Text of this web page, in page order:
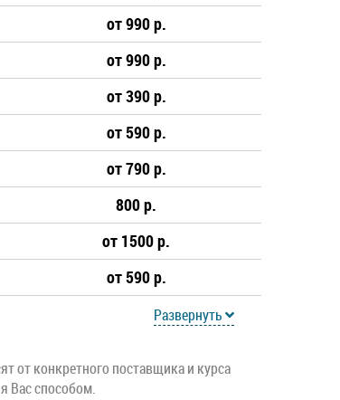
от 990 р.
от 990 р.
от 390 р.
от 590 р.
от 790 р.
800 р.
от 1500 р.
от 590 р.
Развернуть
от конкретного поставщика и курса
Вас способом.